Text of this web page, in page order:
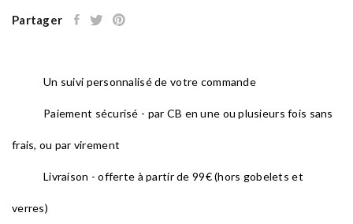
Partager
Un suivi personnalisé de votre commande
Paiement sécurisé - par CB en une ou plusieurs fois sans
frais, ou par virement
Livraison - offerte à partir de 99€ (hors gobelets et
verres)